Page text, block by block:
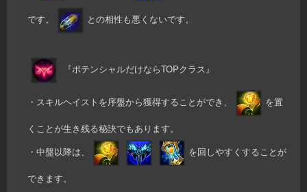
です。 との相性も悪くないです。
『ポテンシャルだけならTOPクラス』
・スキルヘイストを序盤から獲得することができ、 を置
くことが生き残る秘訣でもあります。
・中盤以降は、
を回しやすくすることが
できます。